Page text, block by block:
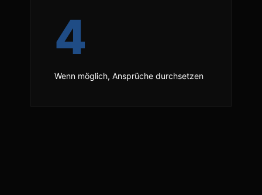
4
Wenn möglich, Ansprüche durchsetzen